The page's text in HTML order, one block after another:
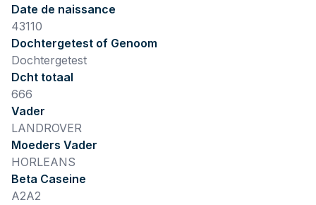
Date de naissance
43110
Dochtergetest of Genoom
Dochtergetest
Dcht totaal
666
Vader
LANDROVER
Moeders Vader
HORLEANS
Beta Caseine
A2A2